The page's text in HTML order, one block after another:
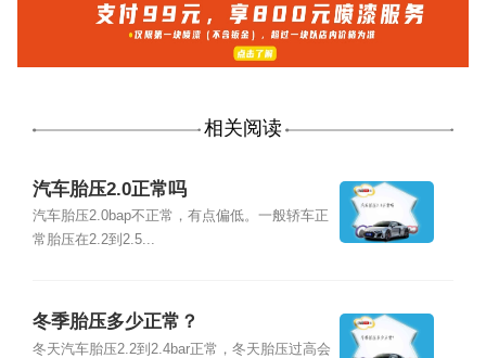
相关阅读
汽车胎压2.0正常吗
汽车胎压2.0bap不正常，有点偏低。一般轿车正
常胎压在2.2到2.5...
冬季胎压多少正常？
冬天汽车胎压2.2到2.4bar正常，冬天胎压过高会